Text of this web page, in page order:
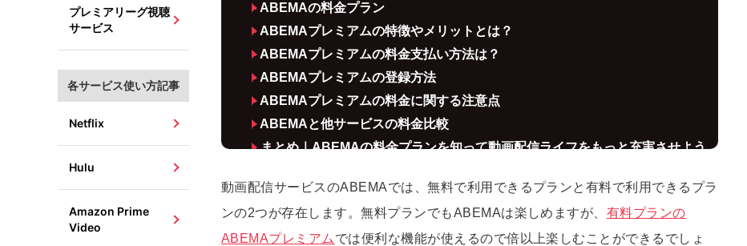
プレミアリーグ視聴
サービス
各サービス使い方記事
Netflix
Hulu
Amazon Prime
Video
ABEMAの料金プラン
ABEMAプレミアムの特徴やメリットとは？
ABEMAプレミアムの料金支払い方法は？
ABEMAプレミアムの登録方法
ABEMAプレミアムの料金に関する注意点
ABEMAと他サービスの料金比較
まとめ｜ABEMAの料金プランを知って動画配信ライフをもっと充実させよう
動画配信サービスのABEMAでは、無料で利用できるプランと有料で利用できるプラ
ンの2つが存在します。無料プランでもABEMAは楽しめますが、 有料プランの
ABEMAプレミアム では便利な機能が使えるので倍以上楽しむことができるでしょ